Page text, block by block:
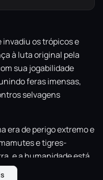
invadiu os trópicos e
à luta original pela
sua jogabilidade
feras imensas,
selvagens
era de perigo extremo e
e tigres-
e a humanidade está
o último sobrevivente